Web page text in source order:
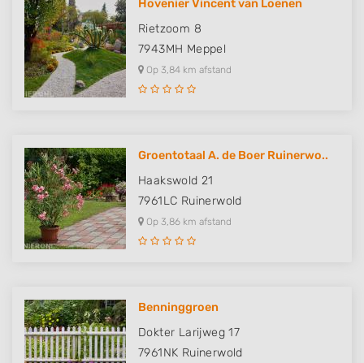
Hovenier Vincent van Loenen
Rietzoom 8
7943MH Meppel
Op 3,84 km afstand
Groentotaal A. de Boer Ruinerwo..
Haakswold 21
7961LC Ruinerwold
Op 3,86 km afstand
Benninggroen
Dokter Larijweg 17
7961NK Ruinerwold